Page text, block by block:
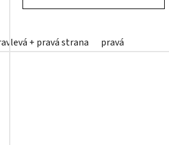
strana
levá + pravá strana pravá